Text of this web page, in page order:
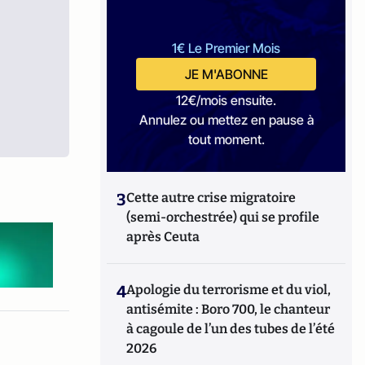
1€ Le Premier Mois
JE M'ABONNE
12€/mois ensuite.
Annulez ou mettez en pause à
tout moment.
3Cette autre crise migratoire
(semi-orchestrée) qui se profile
après Ceuta
4Apologie du terrorisme et du viol,
antisémite : Boro 700, le chanteur
à cagoule de l’un des tubes de l’été
2026